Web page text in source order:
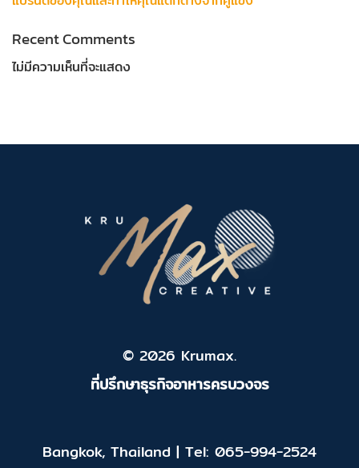
Recent Comments
ไม่มีความเห็นที่จะแสดง
© 2026 Krumax.
ที่ปรึกษาธุรกิจอาหารครบวงจร
Bangkok, Thailand | Tel: 065-994-2524